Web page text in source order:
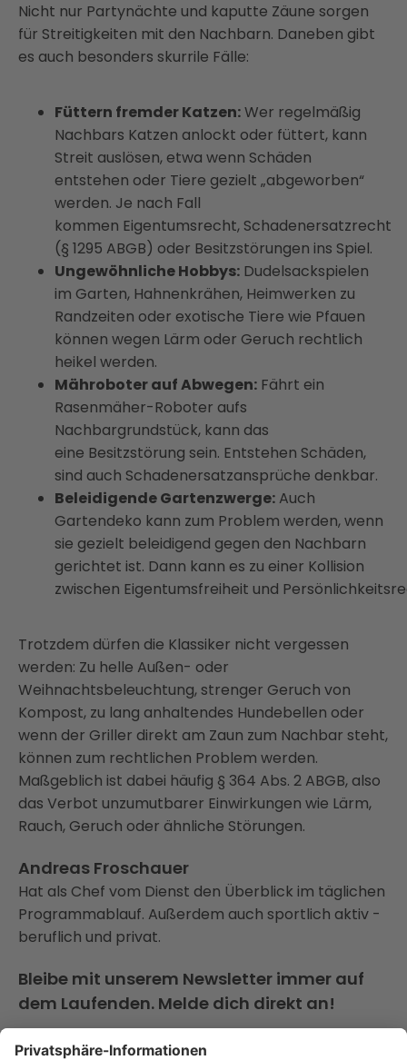
Nicht nur Partynächte und kaputte Zäune sorgen
für Streitigkeiten mit den Nachbarn. Daneben gibt
es auch besonders skurrile Fälle:
Füttern fremder Katzen:Wer regelmäßig
Nachbars Katzen anlockt oder füttert, kann
Streit auslösen, etwa wenn Schäden
entstehen oder Tiere gezielt „abgeworben“
werden. Je nach Fall
kommen Eigentumsrecht, Schadenersatzrecht
(§ 1295 ABGB) oder Besitzstörungen ins Spiel.
Ungewöhnliche Hobbys: Dudelsackspielen
im Garten, Hahnenkrähen, Heimwerken zu
Randzeiten oder exotische Tiere wie Pfauen
können wegen Lärm oder Geruch rechtlich
heikel werden.
Mähroboter auf Abwegen: Fährt ein
Rasenmäher-Roboter aufs
Nachbargrundstück, kann das
eine Besitzstörung sein. Entstehen Schäden,
sind auch Schadenersatzansprüche denkbar.
Beleidigende Gartenzwerge: Auch
Gartendeko kann zum Problem werden, wenn
sie gezielt beleidigend gegen den Nachbarn
gerichtet ist. Dann kann es zu einer Kollision
zwischen Eigentumsfreiheit und
Trotzdem dürfen die Klassiker nicht vergessen
werden: Zu helle Außen- oder
Weihnachtsbeleuchtung, strenger Geruch von
Kompost, zu lang anhaltendes Hundebellen oder
wenn der Griller direkt am Zaun zum Nachbar steht,
können zum rechtlichen Problem werden.
Maßgeblich ist dabei häufig § 364 Abs. 2 ABGB, also
das Verbot unzumutbarer Einwirkungen wie Lärm,
Rauch, Geruch oder ähnliche Störungen.
Andreas Froschauer
Hat als Chef vom Dienst den Überblick im täglichen
Programmablauf. Außerdem auch sportlich aktiv -
beruflich und privat.
Bleibe mit unserem Newsletter immer auf
dem Laufenden. Melde dich direkt an!
Auch interessant für dich